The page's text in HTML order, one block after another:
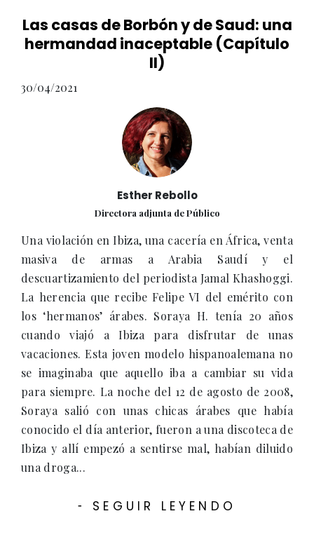
Las casas de Borbón y de Saud: una
hermandad inaceptable (Capítulo
II)
30/04/2021
Esther Rebollo
Directora adjunta de Público
Una violación en Ibiza, una cacería en África, venta
masiva de armas a Arabia Saudí y el
descuartizamiento del periodista Jamal Khashoggi.
La herencia que recibe Felipe VI del emérito con
los ‘hermanos’ árabes. Soraya H. tenía 20 años
cuando viajó a Ibiza para disfrutar de unas
vacaciones. Esta joven modelo hispanoalemana no
se imaginaba que aquello iba a cambiar su vida
para siempre. La noche del 12 de agosto de 2008,
Soraya salió con unas chicas árabes que había
conocido el día anterior, fueron a una discoteca de
Ibiza y allí empezó a sentirse mal, habían diluido
una droga...
- SEGUIR LEYENDO